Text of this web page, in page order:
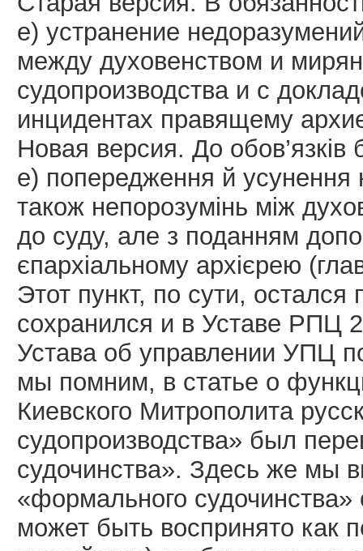
е) устранение
между духовенством и
судопроизводства и с
инцидентах правящему
Новая версия. До обов’язків
е) попередження й усунення
також непорозумінь між
до суду, але з поданням
єпархіальному архієрею
Этот пункт, по сути,
сохранился и в Уставе РПЦ
Устава об управлении УПЦ
мы помним, в статье о
Киевского Митрополита
судопроизводства» был
судочинства». Здесь же мы
«формального судочинства»
может быть воспринято как